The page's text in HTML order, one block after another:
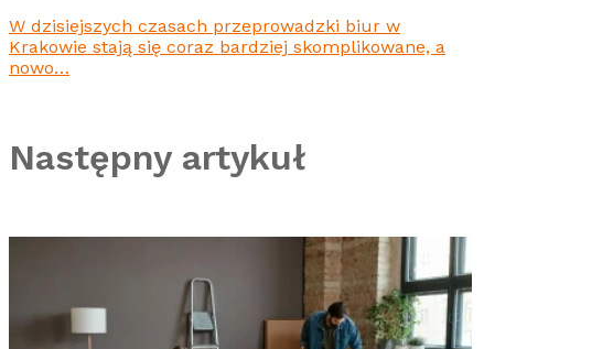
W dzisiejszych czasach przeprowadzki biur w
Krakowie stają się coraz bardziej skomplikowane, a
nowo…
Następny artykuł